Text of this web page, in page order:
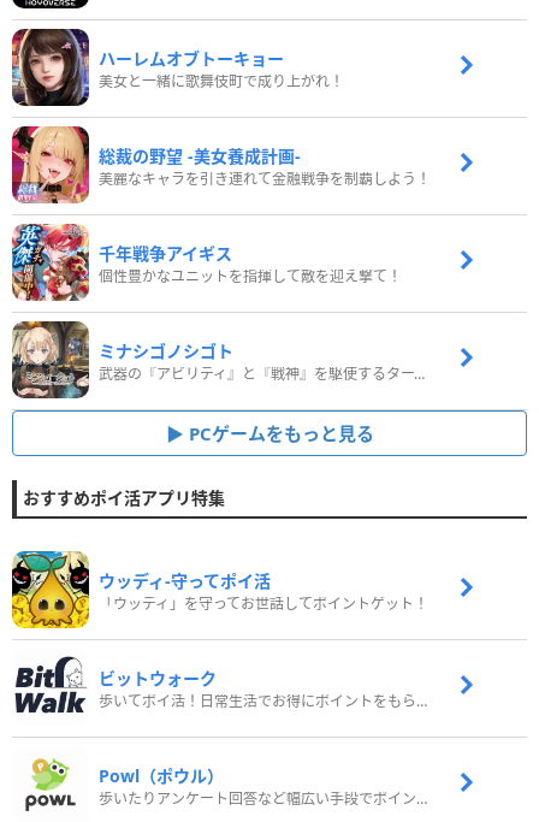
ハーレムオブトーキョー
美女と一緒に歌舞伎町で成り上がれ！
総裁の野望 -美女養成計画-
美麗なキャラを引き連れて金融戦争を制覇しよう！
千年戦争アイギス
個性豊かなユニットを指揮して敵を迎え撃て！
ミナシゴノシゴト
武器の『アビリティ』と『戦神』を駆使するターン制コマンドバトルRPG！
PCゲームをもっと見る
おすすめポイ活アプリ特集
ウッディ‐守ってポイ活
「ウッディ」を守ってお世話してポイントゲット！
ビットウォーク
歩いてポイ活！日常生活でお得にポイントをもらおう
Powl（ポウル）
歩いたりアンケート回答など幅広い手段でポイントをゲット